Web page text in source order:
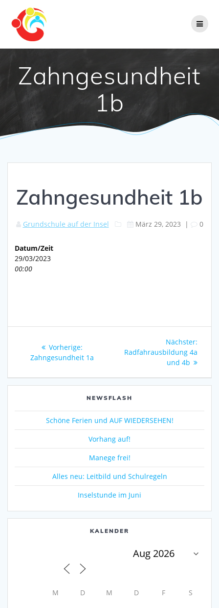
Zahngesundheit
1b
Zahngesundheit 1b
Grundschule auf der Insel März 29, 2023 | 0
Datum/Zeit
29/03/2023
00:00
Vorherige:Vorheriger
Beitrag:
Zahngesundheit 1a
Nächster:
Radfahrausbildung 4a
und 4b
NEWSFLASH
Schöne Ferien und AUF WIEDERSEHEN!
Vorhang auf!
Manege frei!
Alles neu: Leitbild und Schulregeln
Inselstunde im Juni
KALENDER
M D M D F S